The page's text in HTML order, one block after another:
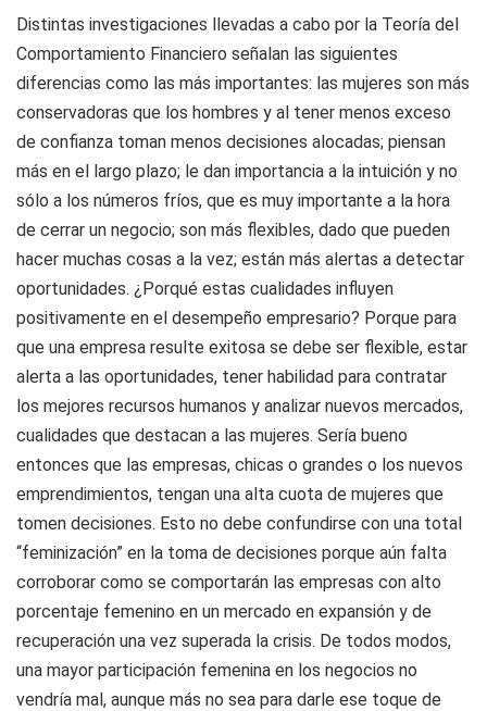
Distintas investigaciones llevadas a cabo por la Teoría del
Comportamiento Financiero señalan las siguientes
diferencias como las más importantes: las mujeres son más
conservadoras que los hombres y al tener menos exceso
de confianza toman menos decisiones alocadas; piensan
más en el largo plazo; le dan importancia a la intuición y no
sólo a los números fríos, que es muy importante a la hora
de cerrar un negocio; son más flexibles, dado que pueden
hacer muchas cosas a la vez; están más alertas a detectar
oportunidades. ¿Porqué estas cualidades influyen
positivamente en el desempeño empresario? Porque para
que una empresa resulte exitosa se debe ser flexible, estar
alerta a las oportunidades, tener habilidad para contratar
los mejores recursos humanos y analizar nuevos mercados,
cualidades que destacan a las mujeres. Sería bueno
entonces que las empresas, chicas o grandes o los nuevos
emprendimientos, tengan una alta cuota de mujeres que
tomen decisiones. Esto no debe confundirse con una total
“feminización” en la toma de decisiones porque aún falta
corroborar como se comportarán las empresas con alto
porcentaje femenino en un mercado en expansión y de
recuperación una vez superada la crisis. De todos modos,
una mayor participación femenina en los negocios no
vendría mal, aunque más no sea para darle ese toque de